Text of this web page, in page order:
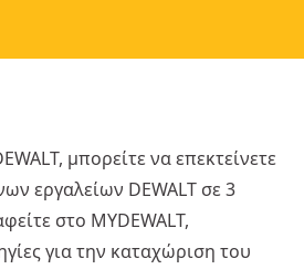
μπορείτε να επεκτείνετε
εργαλείων DEWALT σε 3
στο MYDEWALT,
για την καταχώριση του